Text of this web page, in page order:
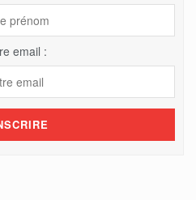
email :